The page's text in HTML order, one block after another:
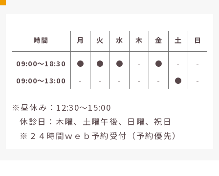
時間 月 火 水 木 金 土 日
09:00〜18:30 ● ● ● - ● -
-
09:00〜13:00
- - - - - ● -
※昼休み：12:30～15:00
休診日：木曜、土曜午後、日曜、祝日
※２４時間ｗｅｂ予約受付（予約優先）